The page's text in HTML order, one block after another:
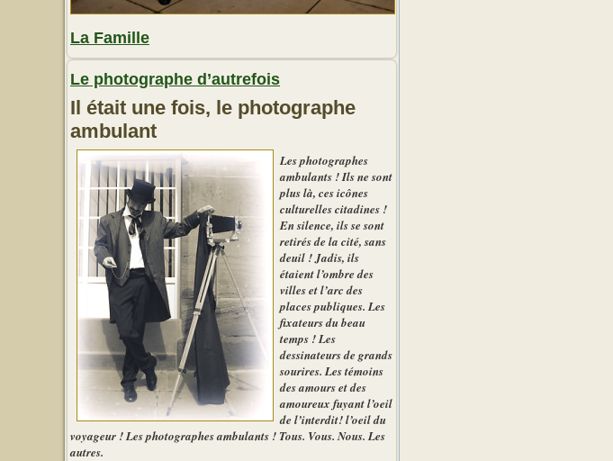
La Famille
Le photographe d’autrefois
Il était une fois, le photographe
ambulant
Les photographes
ambulants ! Ils ne sont
plus là, ces icônes
culturelles citadines !
En silence, ils se sont
retirés de la cité, sans
deuil ! Jadis, ils
étaient l’ombre des
villes et l’arc des
places publiques. Les
fixateurs du beau
temps ! Les
dessinateurs de grands
sourires. Les témoins
des amours et des
amoureux fuyant l’oeil
de l’interdit! l’oeil du
voyageur ! Les photographes ambulants ! Tous. Vous. Nous. Les
autres.